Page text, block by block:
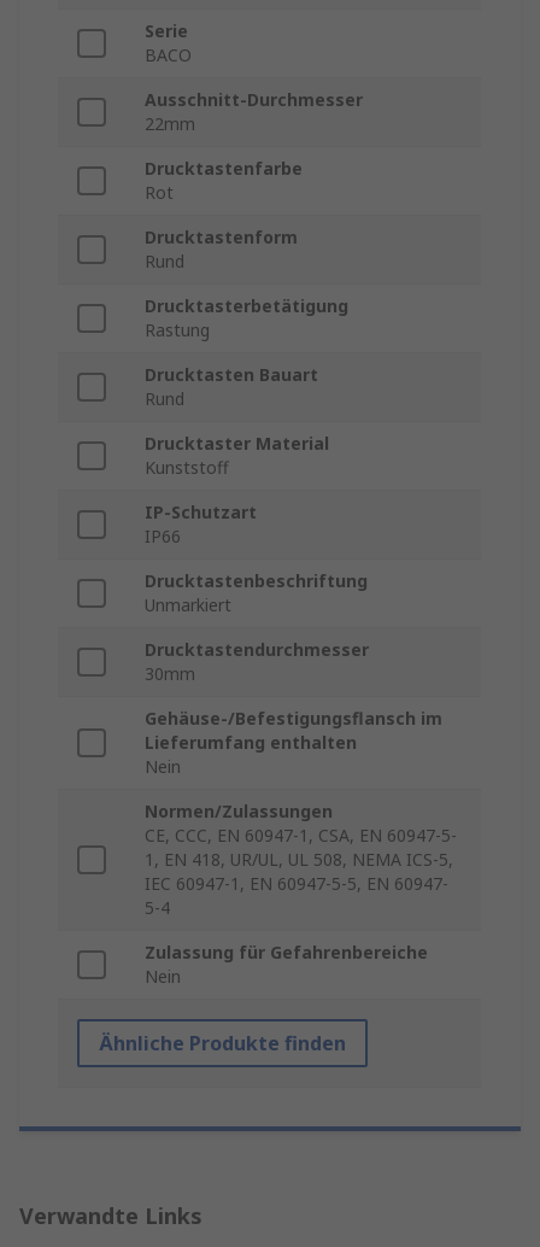
Serie
BACO
Ausschnitt-Durchmesser
22mm
Drucktastenfarbe
Rot
Drucktastenform
Rund
Drucktasterbetätigung
Rastung
Drucktasten Bauart
Rund
Drucktaster Material
Kunststoff
IP-Schutzart
IP66
Drucktastenbeschriftung
Unmarkiert
Drucktastendurchmesser
30mm
Gehäuse-/Befestigungsflansch im
Lieferumfang enthalten
Nein
Normen/Zulassungen
CE, CCC, EN 60947-1, CSA, EN 60947-5-
1, EN 418, UR/UL, UL 508, NEMA ICS-5,
IEC 60947-1, EN 60947-5-5, EN 60947-
5-4
Zulassung für Gefahrenbereiche
Nein
Ähnliche Produkte finden
Verwandte Links